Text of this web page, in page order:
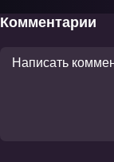
Комментарии